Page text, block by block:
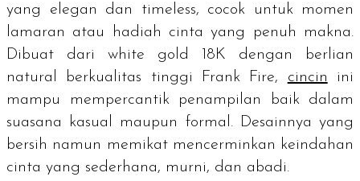
yang elegan dan timeless, cocok untuk momen
lamaran atau hadiah cinta yang penuh makna.
Dibuat dari white gold
18K dengan berlian
natural berkualitas tinggi Frank Fire, cincin ini
mampu mempercantik penampilan baik dalam
suasana kasual maupun formal. Desainnya yang
bersih namun memikat mencerminkan keindahan
cinta yang sederhana, murni, dan abadi.